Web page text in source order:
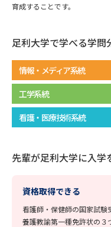
高等学校（情報）教員資格認定
大学
大学で学べる内容や特
デジタルパンフレット
育成することです。
足利大学で学べる学問
情報・メディア系統
工学系統
看護・医療技術系統
先輩が足利大学に入学
資格取得できる
看護師・保健師の国家試験
養護教諭第一種免許状の３